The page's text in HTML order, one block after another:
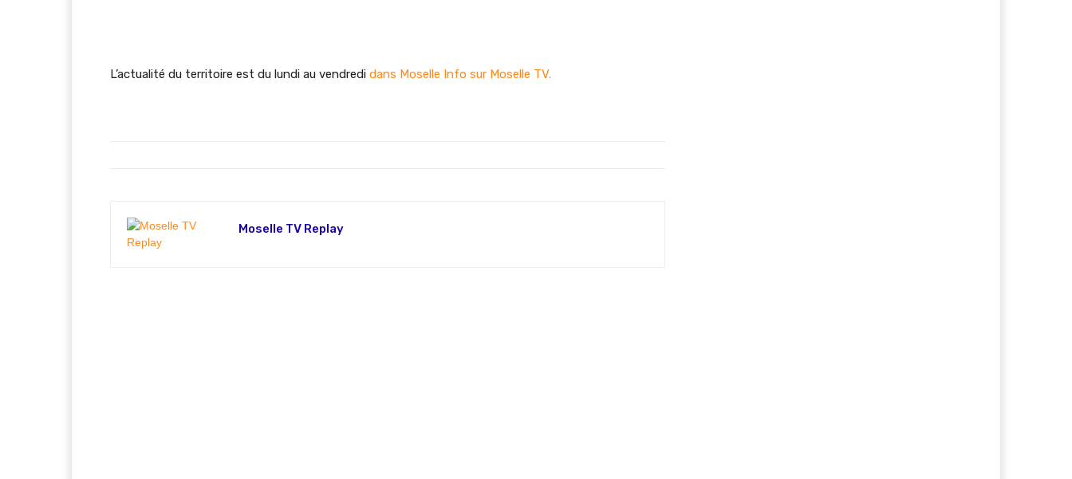
L’actualité du territoire est du lundi au vendredi dans Moselle Info sur Moselle TV.
Moselle TV Replay